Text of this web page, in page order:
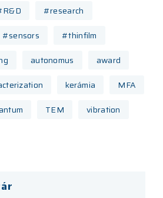
#research
#sensors
#thinfilm
autonomus
award
kerámia
MFA
TEM
vibration